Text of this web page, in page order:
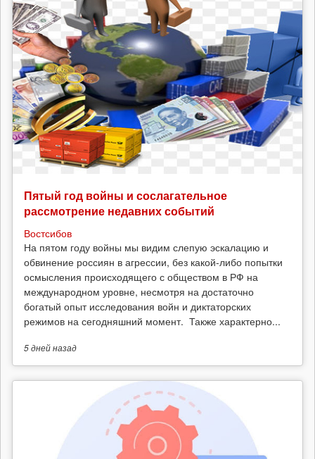
Пятый год войны и сослагательное
рассмотрение недавних событий
Востсибов
На пятом году войны мы видим слепую эскалацию и
обвинение россиян в агрессии, без какой-либо попытки
осмысления происходящего с обществом в РФ на
международном уровне, несмотря на достаточно
богатый опыт исследования войн и диктаторских
режимов на сегодняшний момент. Также характерно...
5 днейназад